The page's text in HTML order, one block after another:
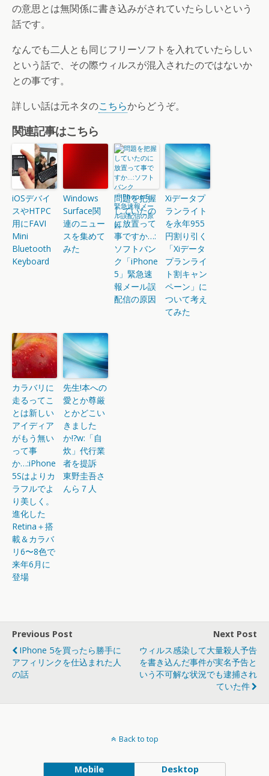
の意思とは無関係に書き込みがされていたらしいという
話です。
なんでも二人とも同じフリーソフトを入れていたらしい
という話で、その際ウィルスが混入されたのではないか
との事です。
詳しい話は元ネタのこちらからどうぞ。
関連記事はこちら
iOSデバイ
スやHTPC
用にFAVI
Mini
Bluetooth
Keyboard
Windows
Surface関
連のニュー
スを集めて
みた
問題を把握
していたの
に放置って
事ですか…:
ソフトバン
ク「iPhone
5」緊急速
報メール誤
配信の原因
Xiデータプ
ランライト
を永年955
円割り引く
「Xiデータ
プランライ
ト割キャン
ペーン」に
ついて考え
てみた
カラバリに
走るってこ
とは新しい
アイディア
がもう無い
って事
か…:iPhone
5Sはよりカ
ラフルでよ
り美しく。
進化した
Retina＋搭
載＆カラバ
リ6〜8色で
来年6月に
登場
先生!本への
愛とか尊厳
とかどこい
きました
か!?w:「自
炊」代行業
者を提訴
東野圭吾さ
んら７人
Previous Post
IPhone 5を買ったら勝手に
アフィリンクを仕込まれた人
の話
Next Post
ウィルス感染して大量殺人予告
を書き込んだ事件が実名予告と
いう不可解な状況でも逮捕され
ていた件
Back to top
Mobile Desktop